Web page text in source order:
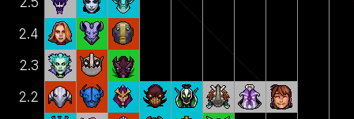
2.4
2.3
2.2